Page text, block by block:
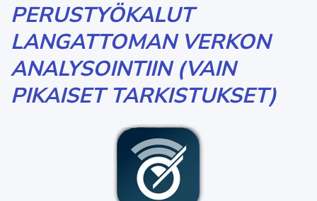
PERUSTYÖKALUT
LANGATTOMAN VERKON
ANALYSOINTIIN (VAIN
PIKAISET TARKISTUKSET)